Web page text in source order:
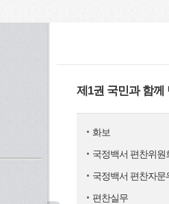
제1권 국민과 함께
화보
국정백서 편찬위원
국정백서 편찬자문
편찬실무